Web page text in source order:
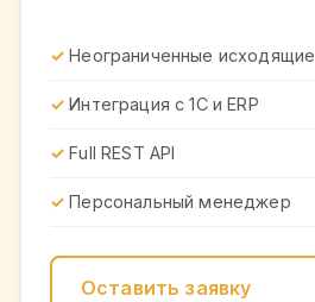
Неограниченные исходящие
Интеграция с 1С и ERP
Full REST API
Персональный менеджер
Оставить заявку